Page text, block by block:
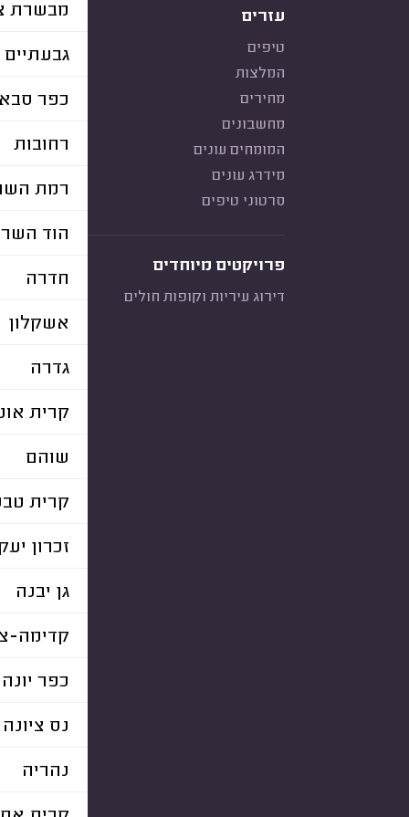
עזרים
טיפים
המלצות
מחירים
מחשבונים
המומחים עונים
מידרג עונים
סרטוני טיפים
פרויקטים מיוחדים
דירוג עיריות וקופות חולים
מבשרת
גבעתיים
כפר
רחובות
רמת
הוד
חדרה
אשקלון
גדרה
קרית
שוהם
קרית
זכרון
גן יבנה
קדימה-
כפר יונה
נס ציונה
נהריה